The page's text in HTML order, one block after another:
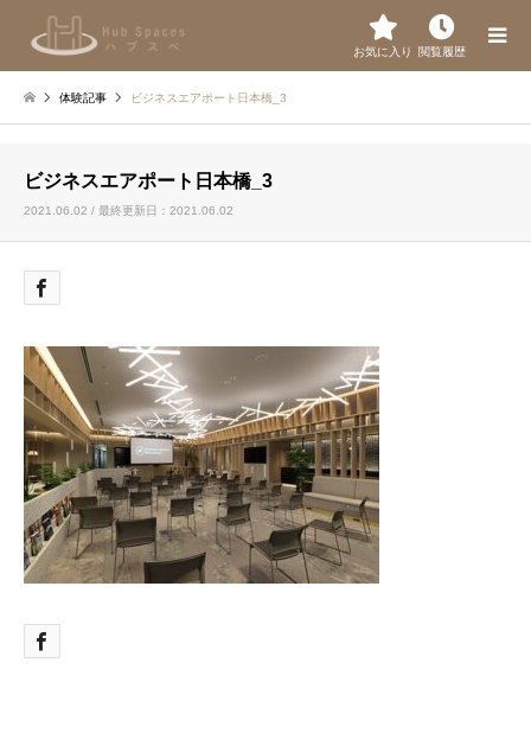
お気に入り 閲覧履歴
体験記事 ビジネスエアポート日本橋_3
ビジネスエアポート日本橋_3
2021.06.02 / 最終更新日：2021.06.02